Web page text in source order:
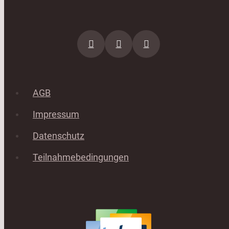
AGB
Impressum
Datenschutz
Teilnahmebedingungen